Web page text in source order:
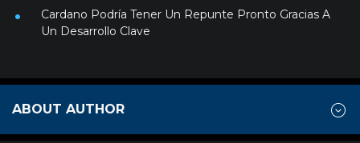
Cardano Podría Tener Un Repunte Pronto Gracias A
Un Desarrollo Clave
ABOUT AUTHOR